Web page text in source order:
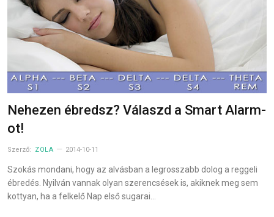
Nehezen ébredsz? Válaszd a Smart Alarm-
ot!
Szerző: ZOLA 2014-10-11
Szokás mondani, hogy az alvásban a legrosszabb dolog a reggeli
ébredés. Nyilván vannak olyan szerencsések is, akiknek meg sem
kottyan, ha a felkelő Nap első sugarai…